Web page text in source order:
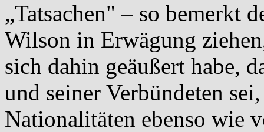
„Tatsachen" – so bemerkt
Wilson in Erwägung
sich dahin geäußert habe,
und seiner Verbündeten
Nationalitäten ebenso wie